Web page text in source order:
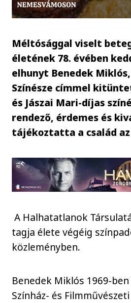
Méltósággal viselt
életének 78. évében
elhunyt Benedek
Színésze címmel
és Jászai Mari-díjas
rendező, érdemes és
tájékoztatta a család
A Halhatatlanok
tagja élete végéig
közleményben.
Benedek Miklós 1969-
Színház- és